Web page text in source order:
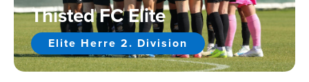
Thisted FC Elite
Elite Herre 2. Division